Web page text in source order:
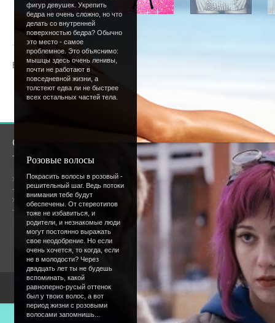
фигур девушек. Укрепить
бедра не очень сложно, но что
делать со внутренней
поверхностью бедра? Обычно
это место - самое
проблемное. Это объяснимо:
мышцы здесь очень ленивы,
почти не работают в
повседневной жизни, а
толстеют едва ли не быстрее
всех остальных частей тела.
Розовые волосы
Покрасить волосы в розовый -
решительный шаг. Ведь потоки
внимания тебе будут
обеспечены. От стереотипов
тоже не избавиться, и
родители, и незнакомые люди
могут постоянно выражать
свое неодобрение. Но если
очень хочется, то когда, если
не в молодости? Через
двадцать лет ты не будешь
вспоминать, какой
равноперно-русый оттенок
был у твоих волос, а вот
период жизни с розовыми
волосами запомнишь...
« Предыдущая
Всего комментариев:0
Добавлять комментарии могут только
О сайте
Общая информация
Форум
Сообщество
Онлайн всего:18
17
Пользователей:
1
Copyright